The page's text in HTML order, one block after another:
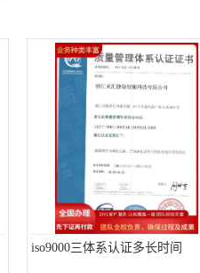
iso9000三体系认证多长时间